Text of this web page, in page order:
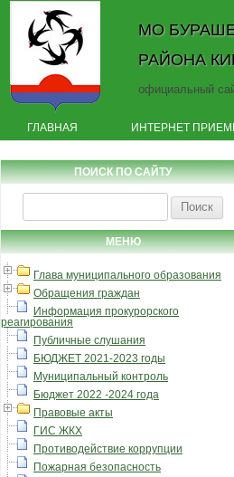
МО
РАЙОНА
официальный
ГЛАВНАЯ ИНТЕРНЕТ
ПОИСК ПО САЙТУ
МЕНЮ
Глава муниципального образования
Обращения граждан
Информация прокурорского
реагирования
Публичные слушания
БЮДЖЕТ 2021-2023 годы
Муниципальный контроль
Бюджет 2022 -2024 года
Правовые акты
ГИС ЖКХ
Противодействие коррупции
Пожарная безопасность